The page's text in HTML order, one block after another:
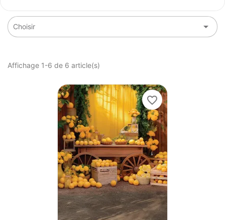
Choisir 
Affichage 1-6 de 6 article(s)
favorite_border